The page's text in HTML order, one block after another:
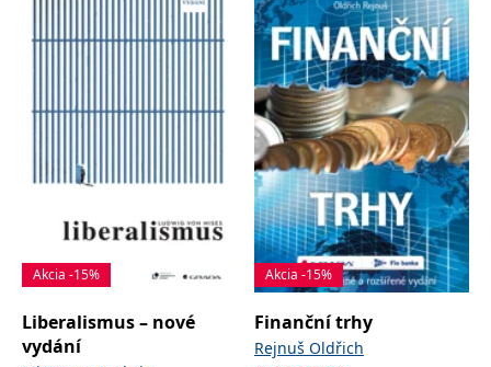
Akcia -15%
Liberalismus – nové
vydání
Akcia -15%
Finanční trhy
Rejnuš Oldřich